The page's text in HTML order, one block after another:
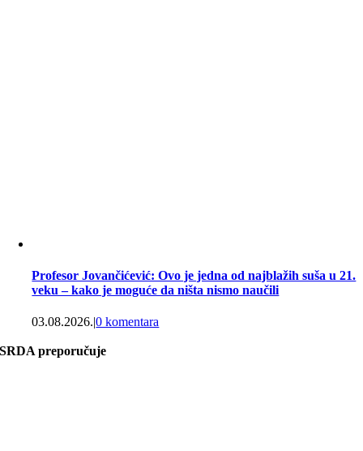
Profesor Jovančićević: Ovo je jedna od najblažih suša u 21.
veku – kako je moguće da ništa nismo naučili
03.08.2026.|0 komentara
SRDA preporučuje